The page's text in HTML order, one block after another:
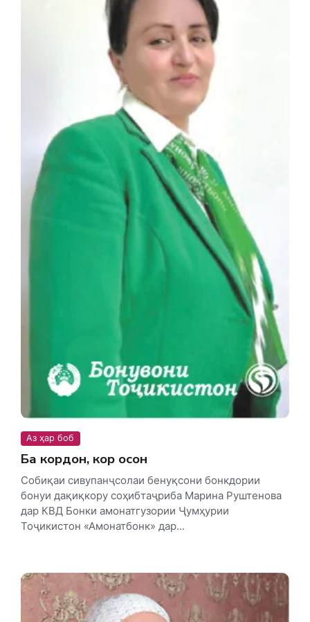
Аз ҳар боб
Ба кордон, кор осон
Собиқаи сивупанҷсолаи бенуқсони бонкдории
бонуи дақиқкору соҳибтаҷриба Марина Руштенова
дар КВД Бонки амонатгузории Ҷумҳурии
Тоҷикистон «Амонатбонк» дар...